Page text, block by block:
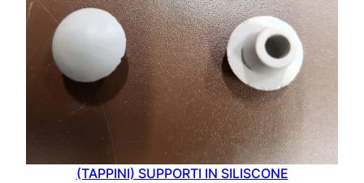
u
(TAPPINI) SUPPORTI IN SILISCONE